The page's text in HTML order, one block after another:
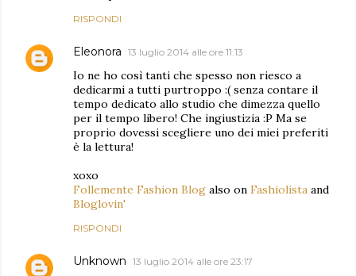
RISPONDI
Eleonora 13 luglio 2014 alle ore 11:13
Io ne ho così tanti che spesso non riesco a
dedicarmi a tutti purtroppo :( senza contare il
tempo dedicato allo studio che dimezza quello
per il tempo libero! Che ingiustizia :P Ma se
proprio dovessi scegliere uno dei miei preferiti
è la lettura!
xoxo
Follemente Fashion Blog also on Fashiolista and
Bloglovin'
RISPONDI
Unknown 13 luglio 2014 alle ore 23:17